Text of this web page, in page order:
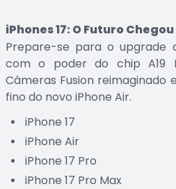
iPhones 17: O Futuro Chegou
Prepare-se para o upgrade
com o poder do chip A19
Câmeras Fusion reimaginado
fino do novo iPhone Air.
iPhone 17
iPhone Air
iPhone 17 Pro
iPhone 17 Pro Max